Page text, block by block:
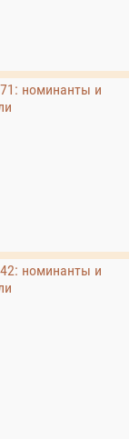
номинанты и
номинанты и